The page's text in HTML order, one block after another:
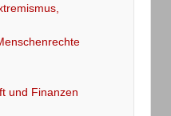
und Finanzen